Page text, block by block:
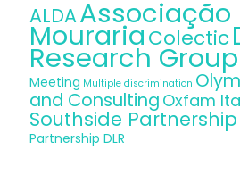
ALDAAssociação
MourariaColectic
Research Group
Meeting Multiple discrimination
and Consulting Oxfam
Southside Partnership
Partnership DLR